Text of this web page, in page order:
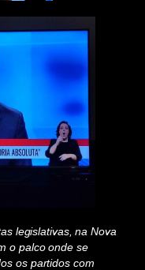
legislativas, na Nova
o palco onde se
os partidos com